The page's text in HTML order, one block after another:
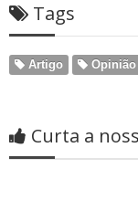
Tags
Artigo Opinião
Curta a